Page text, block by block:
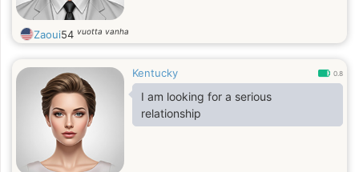
Zaoui54 vuotta vanha
Kentucky 0.8
I am looking for a serious
relationship